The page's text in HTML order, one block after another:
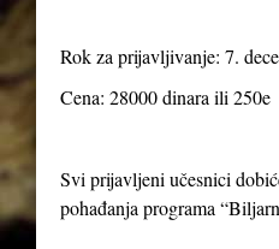
Rok za prijavljivanje: 7.
Cena: 28000 dinara ili 250e
Svi prijavljeni učesnici
pohađanja programa